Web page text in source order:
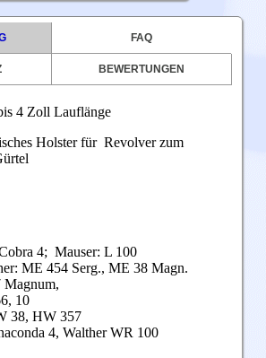
FAQ
BEWERTUNGEN
4 Zoll Lauflänge
Holster für Revolver zum
4; Mauser: L 100
ME 454 Serg., ME 38 Magn.
Magnum,
10
38, HW 357
4, Walther WR 100